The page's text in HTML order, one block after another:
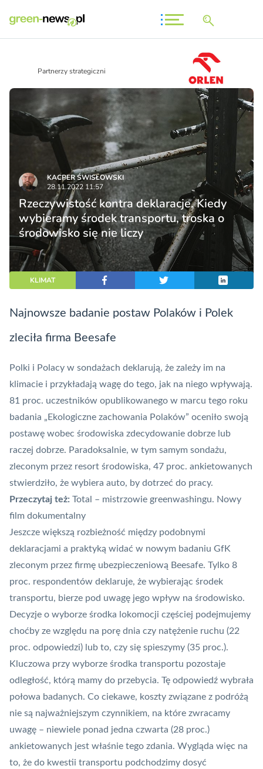
Partnerzy strategiczni
KACPER ŚWISŁO­WSKI
28.11.2022 11:57
Rzeczywistość kontra deklaracje. Kiedy
wybieramy środek transportu, troska o
środowisko się nie liczy
KLIMAT
Najnowsze badanie postaw Polaków i Polek
zleciła firma Beesafe
Polki i Polacy w sondażach deklarują, że zależy im na
klimacie i przykładają wagę do tego, jak na niego wpływają.
81 proc. uczestników opublikowanego w marcu tego roku
badania „Ekologiczne zachowania Polaków” oceniło swoją
postawę wobec środowiska zdecydowanie dobrze lub
raczej dobrze. Paradoksalnie, w tym samym sondażu,
zleconym przez resort środowiska, 47 proc. ankietowanych
stwierdziło, że wybiera auto, by dotrzeć do pracy.
Przeczytaj też: Total – mistrzowie greenwashingu. Nowy
film dokumentalny
Jeszcze większą rozbieżność między podobnymi
deklaracjami a praktyką widać w nowym badaniu GfK
zleconym przez firmę ubezpieczeniową Beesafe. Tylko 8
proc. respondentów deklaruje, że wybierając środek
transportu, bierze pod uwagę jego wpływ na środowisko.
Decyzje o wyborze środka lokomocji częściej podejmujemy
choćby ze względu na porę dnia czy natężenie ruchu (22
proc. odpowiedzi) lub to, czy się spieszymy (35 proc.).
Kluczowa przy wyborze środka transportu pozostaje
odległość, którą mamy do przebycia. Tę odpowiedź wybrała
połowa badanych. Co ciekawe, koszty związane z podróżą
nie są najważniejszym czynnikiem, na które zwracamy
uwagę – niewiele ponad jedna czwarta (28 proc.)
ankietowanych jest właśnie tego zdania. Wygląda więc na
to, że do kwestii transportu podchodzimy dosyć